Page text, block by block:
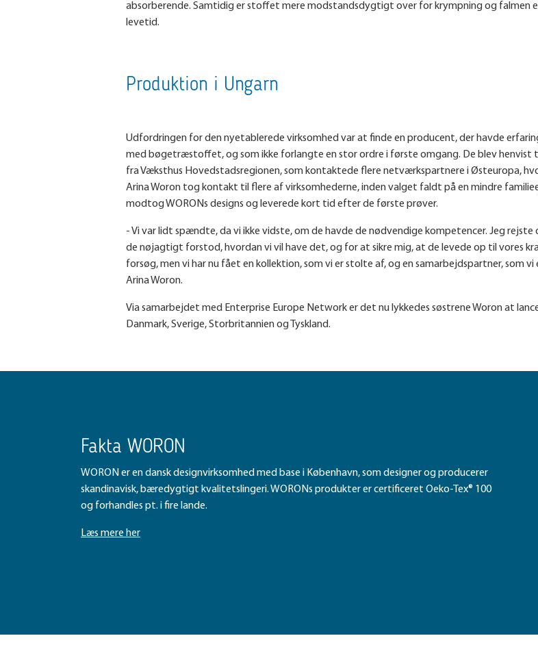
absorberende. Samtidig er stoffet mere modstandsdygtigt over for krympning og
levetid.
Produktion i Ungarn
Udfordringen for den nyetablerede virksomhed var at finde en producent, der havde
med bøgetræstoffet, og som ikke forlangte en stor ordre i første omgang. De blev henvist
fra Væksthus Hovedstadsregionen, som kontaktede flere netværkspartnere i Østeuropa,
Arina Woron tog kontakt til flere af virksomhederne, inden valget faldt på en mindre
modtog WORONs designs og leverede kort tid efter de første prøver.
- Vi var lidt spændte, da vi ikke vidste, om de havde de nødvendige kompetencer. Jeg
de nøjagtigt forstod, hvordan vi vil have det, og for at sikre mig, at de levede op til vores
forsøg, men vi har nu fået en kollektion, som vi er stolte af, og en samarbejdspartner, som
Arina Woron.
Via samarbejdet med Enterprise Europe Network er det nu lykkedes søstrene Woron at
Danmark, Sverige, Storbritannien og Tyskland.
Fakta WORON
WORON er en dansk designvirksomhed med base i København, som designer og producerer
skandinavisk, bæredygtigt kvalitetslingeri. WORONs produkter er certificeret Oeko-Tex® 100
og forhandles pt. i fire lande.
Læs mere her